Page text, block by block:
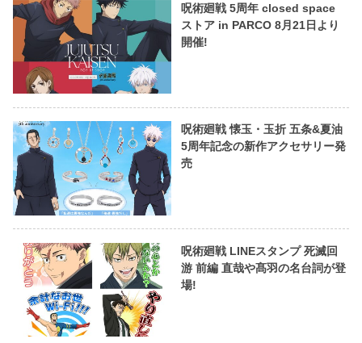
呪術廻戦 5周年 closed space
ストア in PARCO 8月21日より
開催!
呪術廻戦 懐玉・玉折 五条&夏油
5周年記念の新作アクセサリー発
売
呪術廻戦 LINEスタンプ 死滅回
游 前編 直哉や髙羽の名台詞が登
場!